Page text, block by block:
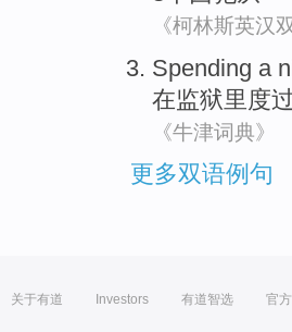
《柯林斯英汉
Spending a
在监狱里 度
《牛津词典》
更多双语例句
关于有道 Investors 有道智选 官